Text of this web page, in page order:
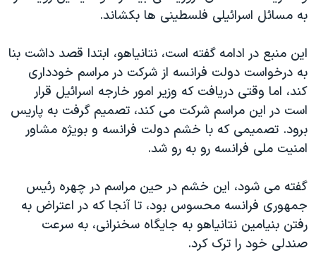
به مسائل اسرائيلی فلسطينی ها بکشاند.
اين منبع در ادامه گفته است، نتانياهو، ابتدا قصد داشت بنا
به درخواست دولت فرانسه از شرکت در مراسم خودداری
کند، اما وقتی دريافت که وزير امور خارجه اسرائيل قرار
است در اين مراسم شرکت می کند، تصميم گرفت به پاريس
برود. تصميمی که با خشم دولت فرانسه و بويژه مشاور
امنيت ملی فرانسه رو به رو شد.
گفته می شود، اين خشم در حین مراسم در چهره رئيس
جمهوری فرانسه محسوس بود، تا آنجا که در اعتراض به
رفتن بنيامين نتانياهو به جايگاه سخنرانی، به سرعت
صندلی خود را ترک کرد.